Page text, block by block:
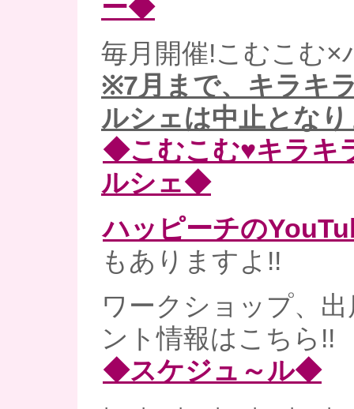
ー◆
毎月開催!こむこむ×
※7月まで、キラキ
ルシェは中止とな
◆こむこむ♥キラキ
ルシェ◆
ハッピーチの
もありますよ!!
ワークショップ、
ント情報はこちら!!
◆スケジュ～ル◆